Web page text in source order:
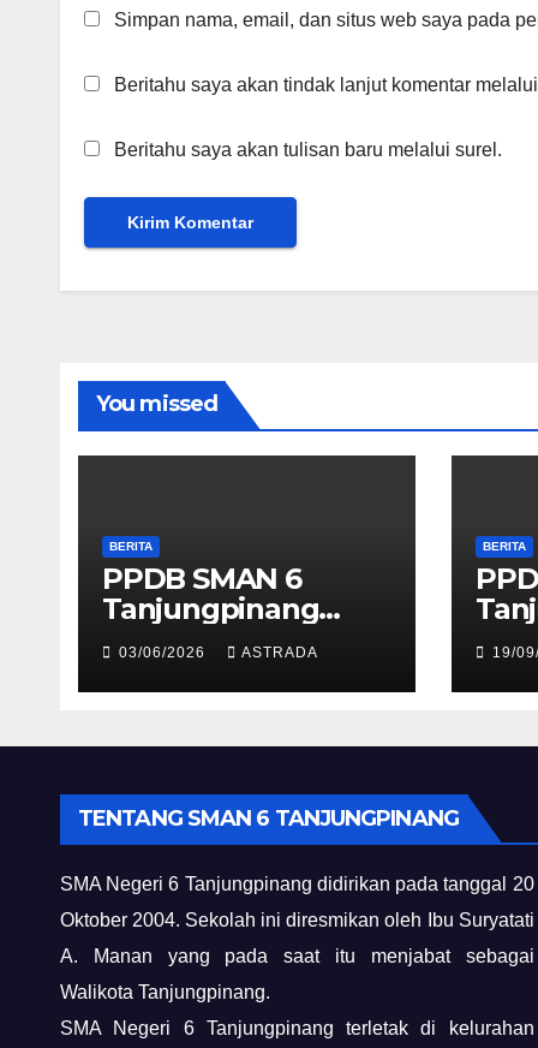
Simpan nama, email, dan situs web saya pada
Beritahu saya akan tindak lanjut komentar
Beritahu saya akan tulisan baru melalui surel.
You missed
BERITA
PPDB SMAN 6
Tanjungpinang
2026/2027
03/06/2026 ASTRADA
BERITA
19/
TENTANG SMAN 6 TANJUNGPINANG
SMA Negeri 6 Tanjungpinang didirikan pada tanggal 20
Oktober 2004. Sekolah ini diresmikan oleh Ibu Suryatati
A. Manan yang pada saat itu menjabat sebagai
Walikota Tanjungpinang.
SMA Negeri 6 Tanjungpinang terletak di kelurahan